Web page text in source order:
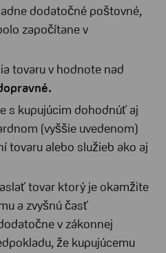
dodatočné poštovné,
započítane v
tovaru v hodnote nad
s kupujúcim dohodnúť aj
(vyššie uvedenom)
tovaru alebo služieb ako aj
tovar ktorý je okamžite
a zvyšnú časť
v zákonnej
že kupujúcemu